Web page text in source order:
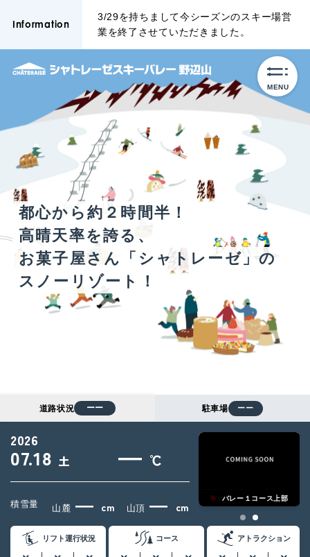
Information
3/29を持ちまして今シーズンのスキー場営
業を終了させていただきました。
MENU
都心から約２時間半！
高晴天率を誇る、
お菓子屋さん「シャトレーゼ」の
スノーリゾート！
道路状況 ーー 駐車場 ーー
2026
07.18 土 ― ℃
積雪量 山麓 ― cm 山頂 ― cm
バレー１コース上部 バレー１コース上部
リフト運行状況 コース アトラクション